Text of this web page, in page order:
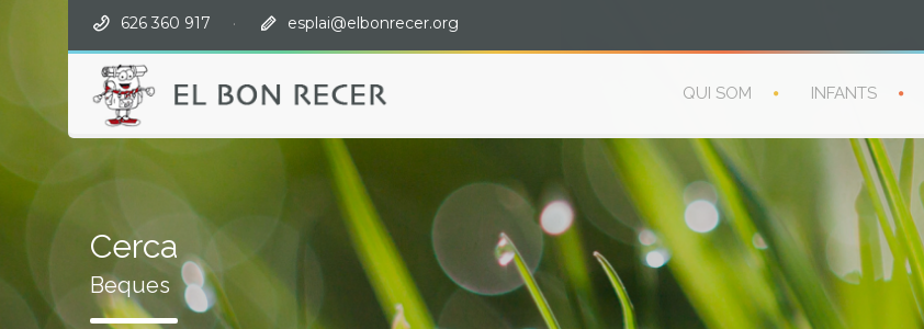
626 360 917 · esplai@elbonrecer.org
QUI SOM INFANTS
Cerca
Beques